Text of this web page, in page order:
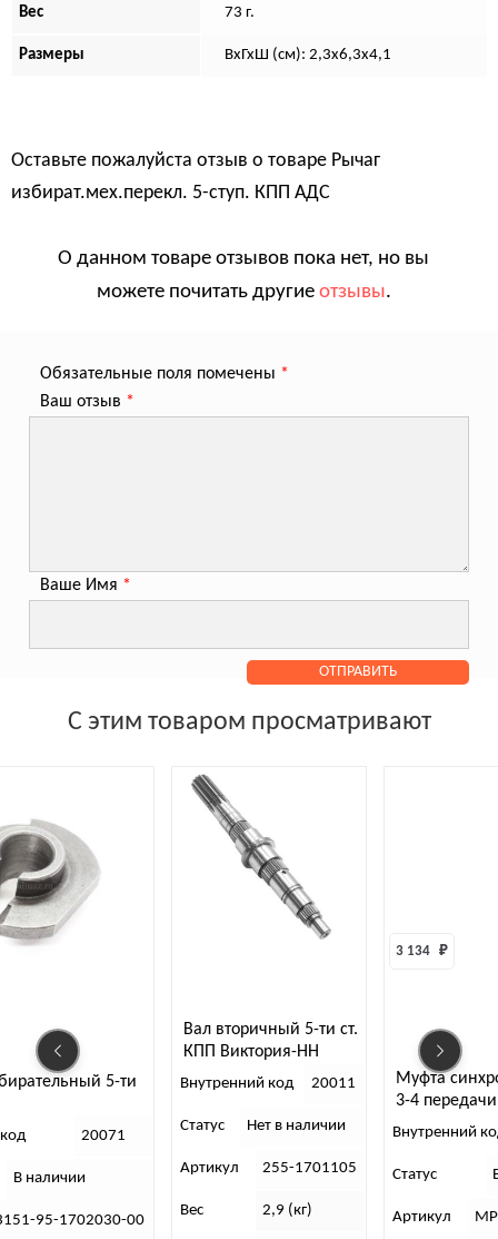
Вес 73 г.
Размеры ВхГхШ (см): 2,3х6,3х4,1
Оставьте пожалуйста отзыв о товаре Рычаг
избират.мех.перекл. 5-ступ. КПП АДС
О данном товаре отзывов пока нет, но вы
можете почитать другие отзывы.
Обязательные поля помечены *
Ваш отзыв *
Ваше Имя *
С этим товаром просматривают
5-ти
20071
В наличии
95-1702030-00
Вал вторичный 5-ти ст.
КПП Виктория-НН
Внутренний код 20011
Статус Нет в наличии
Артикул 255-1701105
Вес 2,9 (кг)
Муфта
3-4
(MetalPart)
3 134 ₽
Внутренний
Статус
Артикул